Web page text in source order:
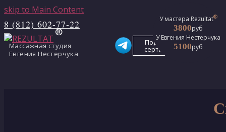
skip to Main Content
8 (812) 602-77-22
Массажная студия
Евгения Нестерчука
Подарочные
сертификаты
У мастера Rezultat®
3800руб
У Евгения Нестерчука
5100руб
У мастера Rezultat®
3800руб
У Евгения Нестерчука
5100руб